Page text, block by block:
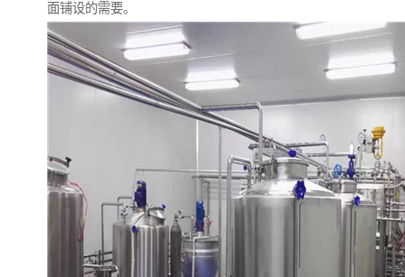
面铺设的需要。